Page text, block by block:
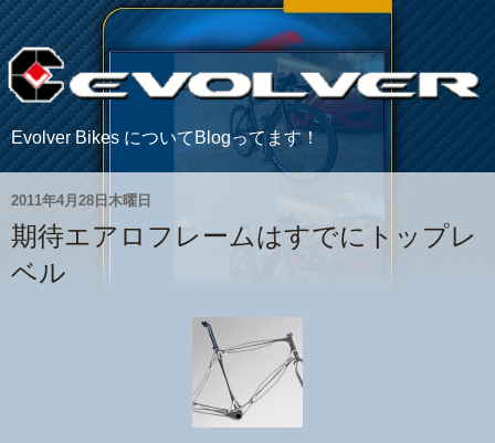
Evolver Bikes についてBlogってます！
2011年4月28日木曜日
期待エアロフレームはすでにトップレ
ベル